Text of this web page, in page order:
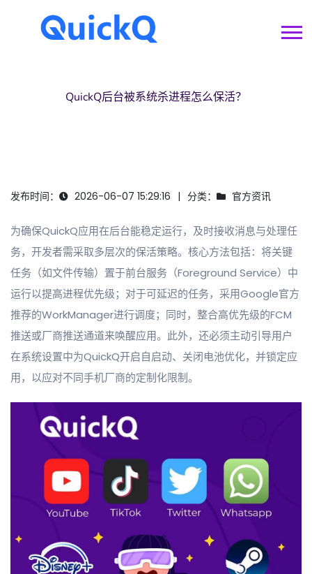
QuickQ后台被系统杀进程怎么保活？
发布时间： 2026-06-07 15:29:16 分类： 官方资讯
为确保QuickQ应用在后台能稳定运行，及时接收消息与处理任
务，开发者需采取多层次的保活策略。核心方法包括：将关键
任务（如文件传输）置于前台服务（Foreground Service）中
运行以提高进程优先级；对于可延迟的任务，采用Google官方
推荐的WorkManager进行调度；同时，整合高优先级的FCM
推送或厂商推送通道来唤醒应用。此外，还必须主动引导用户
在系统设置中为QuickQ开启自启动、关闭电池优化，并锁定应
用，以应对不同手机厂商的定制化限制。